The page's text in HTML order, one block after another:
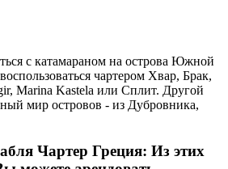
с катамараном на острова Южной
чартером Хвар, Брак,
Marina Kastela или Сплит. Другой
мир островов - из Дубровника,
Чартер Греция: Из этих